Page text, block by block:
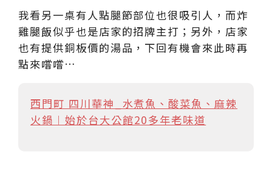
我看另一桌有人點腿節部位也很吸引人，而炸
雞腿飯似乎也是店家的招牌主打；另外，店家
也有提供銅板價的湯品，下回有機會來此時再
點來嚐嚐…
西門町 四川華神_水煮魚、酸菜魚、麻辣
火鍋︱始於台大公館20多年老味道